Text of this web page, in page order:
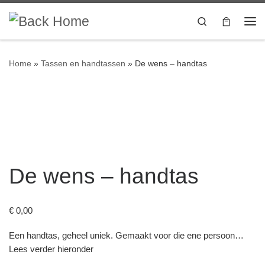
Skip to content
Search
Home » Tassen en handtassen » De wens – handtas
De wens – handtas
€ 0,00
Een handtas, geheel uniek. Gemaakt voor die ene persoon…
Lees verder hieronder